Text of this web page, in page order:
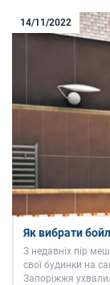
14/11/2022
Як вибрати
З недавніх пір
свої будинки на
Запоріжжя